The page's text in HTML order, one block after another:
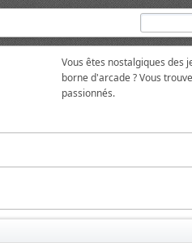
Vous êtes nostalgiques des
borne d'arcade ? Vous
passionnés.